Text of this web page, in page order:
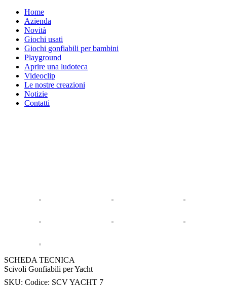
Home
Azienda
Novità
Giochi usati
Giochi gonfiabili per bambini
Playground
Aprire una ludoteca
Videoclip
Le nostre creazioni
Notizie
Contatti
SCHEDA TECNICA
Scivoli Gonfiabili per Yacht
SKU: Codice: SCV YACHT 7